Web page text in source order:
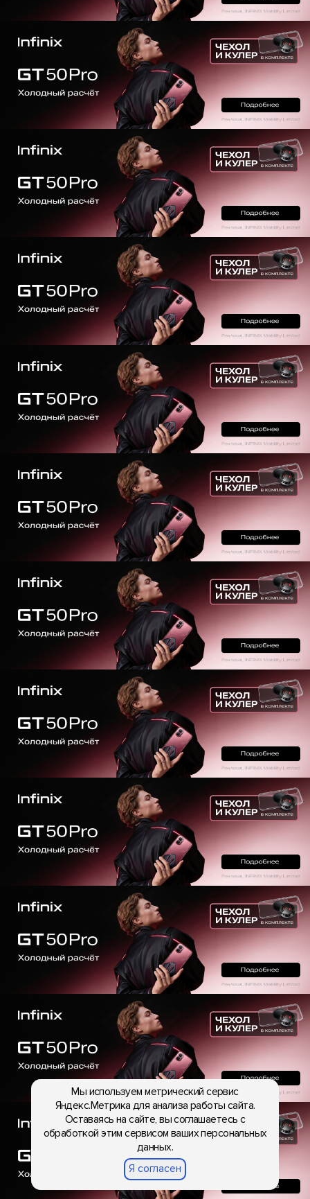
Мы используем метрический сервис
Яндекс.Метрика для анализа работы сайта.
Оставаясь на сайте, вы соглашаетесь с
обработкой этим сервисом ваших персональных
данных.
Я согласен